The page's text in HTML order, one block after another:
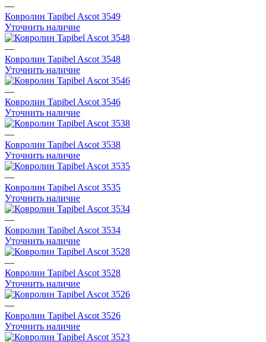
—
Ковролин Tapibel Ascot 3549
Уточнить наличие
—
Ковролин Tapibel Ascot 3548
Уточнить наличие
—
Ковролин Tapibel Ascot 3546
Уточнить наличие
—
Ковролин Tapibel Ascot 3538
Уточнить наличие
—
Ковролин Tapibel Ascot 3535
Уточнить наличие
—
Ковролин Tapibel Ascot 3534
Уточнить наличие
—
Ковролин Tapibel Ascot 3528
Уточнить наличие
—
Ковролин Tapibel Ascot 3526
Уточнить наличие